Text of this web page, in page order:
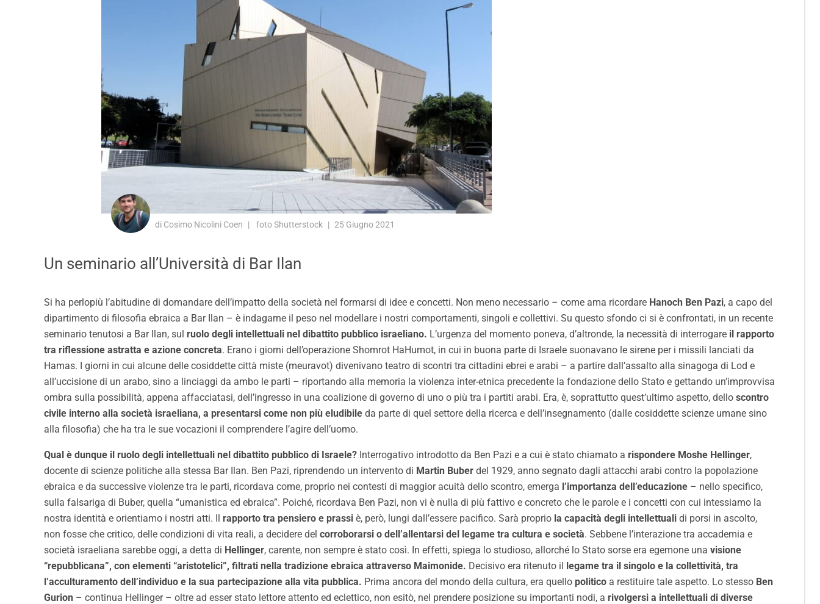
di Cosimo Nicolini Coen foto Shutterstock 25 Giugno 2021
Un seminario all’Università di Bar Ilan
Si ha perlopiù l’abitudine di domandare dell’impatto della società nel formarsi di idee e concetti. Non meno necessario – come ama ricordare Hanoch Ben Pazi, a capo del
dipartimento di filosofia ebraica a Bar Ilan – è indagarne il peso nel modellare i nostri comportamenti, singoli e collettivi. Su questo sfondo ci si è confrontati, in un recente
seminario tenutosi a Bar Ilan, sul ruolo degli intellettuali nel dibattito pubblico israeliano. L’urgenza del momento poneva, d’altronde, la necessità di interrogare il rapporto
tra riflessione astratta e azione concreta. Erano i giorni dell’operazione Shomrot HaHumot, in cui in buona parte di Israele suonavano le sirene per i missili lanciati da
Hamas. I giorni in cui alcune delle cosiddette città miste (meuravot) divenivano teatro di scontri tra cittadini ebrei e arabi – a partire dall’assalto alla sinagoga di Lod e
all’uccisione di un arabo, sino a linciaggi da ambo le parti – riportando alla memoria la violenza inter-etnica precedente la fondazione dello Stato e gettando un’improvvisa
ombra sulla possibilità, appena affacciatasi, dell’ingresso in una coalizione di governo di uno o più tra i partiti arabi. Era, è, soprattutto quest’ultimo aspetto, dello scontro
civile interno alla società israeliana, a presentarsi come non più eludibile da parte di quel settore della ricerca e dell’insegnamento (dalle cosiddette scienze umane sino
alla filosofia) che ha tra le sue vocazioni il comprendere l’agire dell’uomo.
Qual è dunque il ruolo degli intellettuali nel dibattito pubblico di Israele? Interrogativo introdotto da Ben Pazi e a cui è stato chiamato a rispondere Moshe Hellinger,
docente di scienze politiche alla stessa Bar Ilan. Ben Pazi, riprendendo un intervento di Martin Buber del 1929, anno segnato dagli attacchi arabi contro la popolazione
ebraica e da successive violenze tra le parti, ricordava come, proprio nei contesti di maggior acuità dello scontro, emerga l’importanza dell’educazione – nello specifico,
sulla falsariga di Buber, quella “umanistica ed ebraica”. Poiché, ricordava Ben Pazi, non vi è nulla di più fattivo e concreto che le parole e i concetti con cui intessiamo la
nostra identità e orientiamo i nostri atti. Il rapporto tra pensiero e prassi è, però, lungi dall’essere pacifico. Sarà proprio la capacità degli intellettuali di porsi in ascolto,
non fosse che critico, delle condizioni di vita reali, a decidere del corroborarsi o dell’allentarsi del legame tra cultura e società. Sebbene l’interazione tra accademia e
società israeliana sarebbe oggi, a detta di Hellinger, carente, non sempre è stato così. In effetti, spiega lo studioso, allorché lo Stato sorse era egemone una visione
“repubblicana”, con elementi “aristotelici”, filtrati nella tradizione ebraica attraverso Maimonide. Decisivo era ritenuto il legame tra il singolo e la collettività, tra
l’acculturamento dell’individuo e la sua partecipazione alla vita pubblica. Prima ancora del mondo della cultura, era quello politico a restituire tale aspetto. Lo stesso Ben
Gurion – continua Hellinger – oltre ad esser stato lettore attento ed eclettico, non esitò, nel prendere posizione su importanti nodi, a rivolgersi a intellettuali di diverse